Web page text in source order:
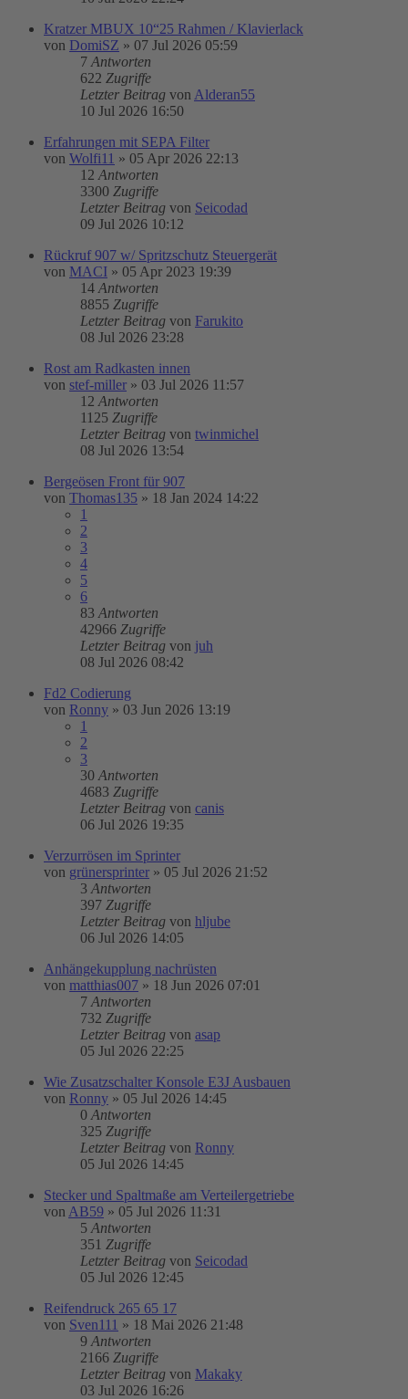
Kratzer MBUX 10“25 Rahmen / Klavierlack
von DomiSZ » 07 Jul 2026 05:59
7 Antworten
622 Zugriffe
Letzter Beitrag von Alderan55
10 Jul 2026 16:50
Erfahrungen mit SEPA Filter
von Wolfi11 » 05 Apr 2026 22:13
12 Antworten
3300 Zugriffe
Letzter Beitrag von Seicodad
09 Jul 2026 10:12
Rückruf 907 w/ Spritzschutz Steuergerät
von MACI » 05 Apr 2023 19:39
14 Antworten
8855 Zugriffe
Letzter Beitrag von Farukito
08 Jul 2026 23:28
Rost am Radkasten innen
von stef-miller » 03 Jul 2026 11:57
12 Antworten
1125 Zugriffe
Letzter Beitrag von twinmichel
08 Jul 2026 13:54
Bergeösen Front für 907
von Thomas135 » 18 Jan 2024 14:22
1
2
3
4
5
6
83 Antworten
42966 Zugriffe
Letzter Beitrag von juh
08 Jul 2026 08:42
Fd2 Codierung
von Ronny » 03 Jun 2026 13:19
1
2
3
30 Antworten
4683 Zugriffe
Letzter Beitrag von canis
06 Jul 2026 19:35
Verzurrösen im Sprinter
von grünersprinter » 05 Jul 2026 21:52
3 Antworten
397 Zugriffe
Letzter Beitrag von hljube
06 Jul 2026 14:05
Anhängekupplung nachrüsten
von matthias007 » 18 Jun 2026 07:01
7 Antworten
732 Zugriffe
Letzter Beitrag von asap
05 Jul 2026 22:25
Wie Zusatzschalter Konsole E3J Ausbauen
von Ronny » 05 Jul 2026 14:45
0 Antworten
325 Zugriffe
Letzter Beitrag von Ronny
05 Jul 2026 14:45
Stecker und Spaltmaße am Verteilergetriebe
von AB59 » 05 Jul 2026 11:31
5 Antworten
351 Zugriffe
Letzter Beitrag von Seicodad
05 Jul 2026 12:45
Reifendruck 265 65 17
von Sven111 » 18 Mai 2026 21:48
9 Antworten
2166 Zugriffe
Letzter Beitrag von Makaky
03 Jul 2026 16:26